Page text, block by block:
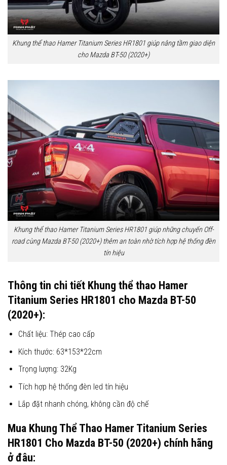
Khung thể thao Hamer Titanium Series HR1801 giúp nâng tầm giao diện
cho Mazda BT-50 (2020+)
Khung thể thao Hamer Titanium Series HR1801 giúp những chuyến Off-
road cùng Mazda BT-50 (2020+) thêm an toàn nhờ tích hợp hệ thống đèn
tín hiệu
Thông tin chi tiết Khung thể thao Hamer
Titanium Series HR1801 cho Mazda BT-50
(2020+):
Chất liệu: Thép cao cấp
Kích thước: 63*153*22cm
Trọng lượng: 32Kg
Tích hợp hệ thống đèn led tín hiệu
Lắp đặt nhanh chóng, không cần độ chế
Mua Khung Thể Thao Hamer Titanium Series
HR1801 Cho Mazda BT-50 (2020+) chính hãng
ở đâu: